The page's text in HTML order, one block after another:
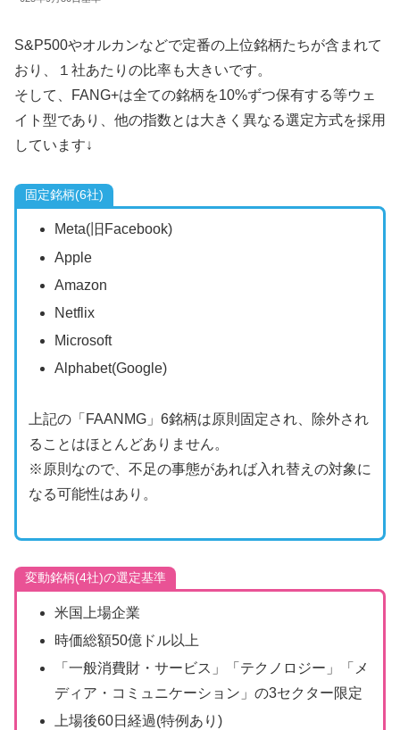
S&P500やオルカンなどで定番の上位銘柄たちが含まれて
おり、１社あたりの比率も大きいです。
そして、FANG+は全ての銘柄を10%ずつ保有する等ウェ
イト型であり、他の指数とは大きく異なる選定方式を採用
しています↓
固定銘柄(6社)
Meta(旧Facebook)
Apple
Amazon
Netflix
Microsoft
Alphabet(Google)
上記の「FAANMG」6銘柄は原則固定され、除外され
ることはほとんどありません。
※原則なので、不足の事態があれば入れ替えの対象に
なる可能性はあり。
変動銘柄(4社)の選定基準
米国上場企業
時価総額50億ドル以上
「一般消費財・サービス」「テクノロジー」「メ
ディア・コミュニケーション」の3セクター限定
上場後60日経過(特例あり)